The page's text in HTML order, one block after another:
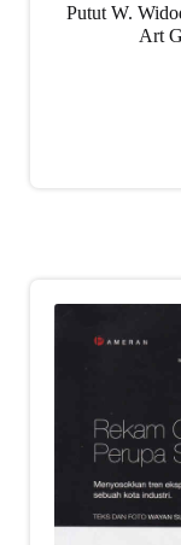
Putut W.
Art